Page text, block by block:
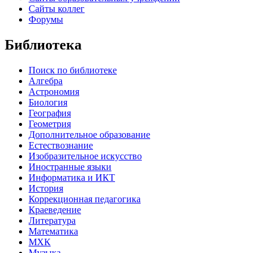
Сайты коллег
Форумы
Библиотека
Поиск по библиотеке
Алгебра
Астрономия
Биология
География
Геометрия
Дополнительное образование
Естествознание
Изобразительное искусство
Иностранные языки
Информатика и ИКТ
История
Коррекционная педагогика
Краеведение
Литература
Математика
МХК